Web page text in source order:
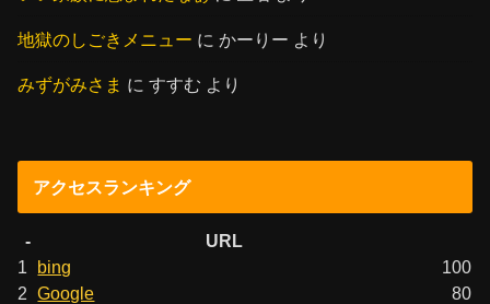
地獄のしごきメニュー にかーりー より
みずがみさま にすすむ より
アクセスランキング
-
URL
1
bing
100
2 Google
80